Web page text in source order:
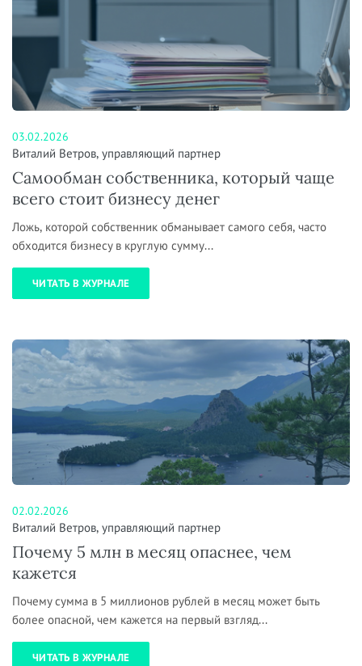
03.02.2026
Виталий Ветров, управляющий партнер
Самообман собственника, который чаще
всего стоит бизнесу денег
Ложь, которой собственник обманывает самого себя, часто
обходится бизнесу в круглую сумму...
ЧИТАТЬ В ЖУРНАЛЕ
02.02.2026
Виталий Ветров, управляющий партнер
Почему 5 млн в месяц опаснее, чем
кажется
Почему сумма в 5 миллионов рублей в месяц может быть
более опасной, чем кажется на первый взгляд...
ЧИТАТЬ В ЖУРНАЛЕ